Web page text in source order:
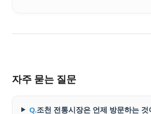
자주 묻는 질문
Q.조천 전통시장은 언제 방문하는 것